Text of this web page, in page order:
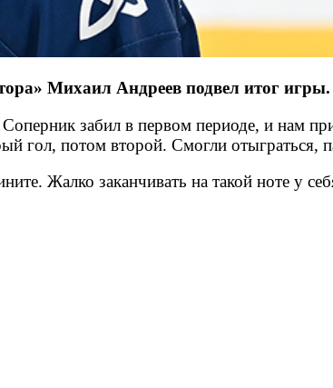
Михаил Андреев подвел итог игры.
забил в первом периоде, и нам
гол, потом второй. Смогли отыграться,
Жалко заканчивать на такой ноте у